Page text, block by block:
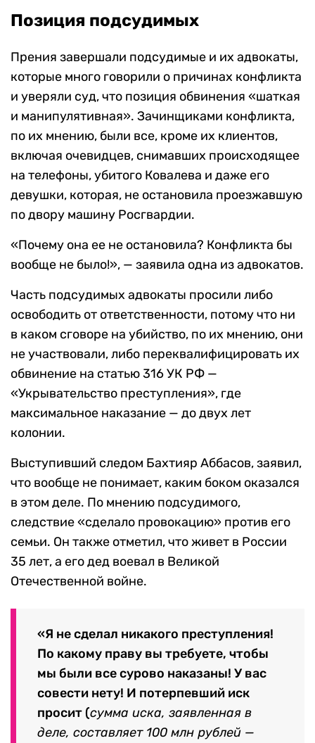
Позиция подсудимых
Прения завершали подсудимые и их адвокаты,
которые много говорили о причинах конфликта
и уверяли суд, что позиция обвинения «шаткая
и манипулятивная». Зачинщиками конфликта,
по их мнению, были все, кроме их клиентов,
включая очевидцев, снимавших происходящее
на телефоны, убитого Ковалева и даже его
девушки, которая, не остановила проезжавшую
по двору машину Росгвардии.
«Почему она ее не остановила? Конфликта бы
вообще не было!», — заявила одна из адвокатов.
Часть подсудимых адвокаты просили либо
освободить от ответственности, потому что ни
в каком сговоре на убийство, по их мнению, они
не участвовали, либо переквалифицировать их
обвинение на статью 316 УК РФ —
«Укрывательство преступления», где
максимальное наказание — до двух лет
колонии.
Выступивший следом Бахтияр Аббасов, заявил,
что вообще не понимает, каким боком оказался
в этом деле. По мнению подсудимого,
следствие «сделало провокацию» против его
семьи. Он также отметил, что живет в России
35 лет, а его дед воевал в Великой
Отечественной войне.
«Я не сделал никакого преступления!
По какому праву вы требуете, чтобы
мы были все сурово наказаны! У вас
совести нету! И потерпевший иск
просит (сумма иска, заявленная в
деле, составляет 100 млн рублей —